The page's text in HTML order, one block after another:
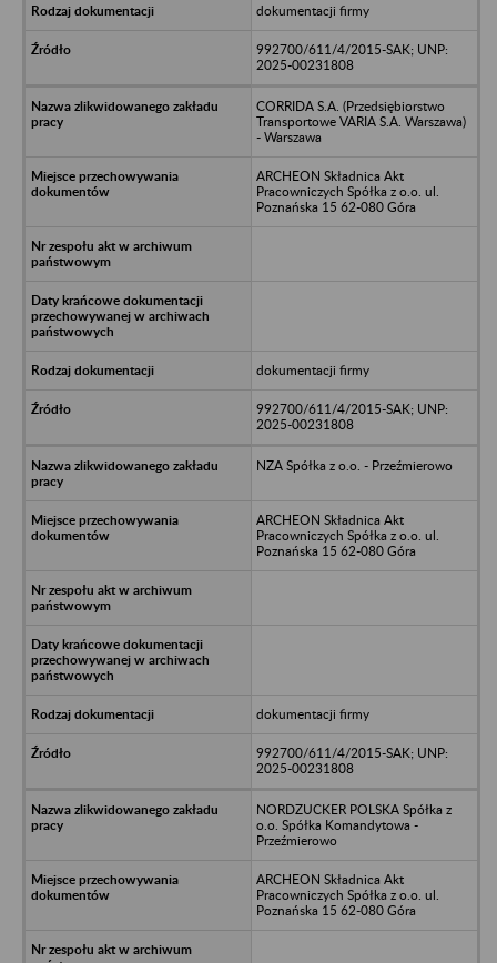
dokumentacji firmy
992700/611/4/2015-SAK; UNP:
2025-00231808
CORRIDA S.A. (Przedsiębiorstwo
Transportowe VARIA S.A. Warszawa)
- Warszawa
ARCHEON Składnica Akt
Pracowniczych Spółka z o.o. ul.
Poznańska 15 62-080 Góra
dokumentacji firmy
992700/611/4/2015-SAK; UNP:
2025-00231808
NZA Spółka z o.o. - Przeźmierowo
ARCHEON Składnica Akt
Pracowniczych Spółka z o.o. ul.
Poznańska 15 62-080 Góra
dokumentacji firmy
992700/611/4/2015-SAK; UNP:
2025-00231808
NORDZUCKER POLSKA Spółka z
o.o. Spółka Komandytowa -
Przeźmierowo
ARCHEON Składnica Akt
Pracowniczych Spółka z o.o. ul.
Poznańska 15 62-080 Góra